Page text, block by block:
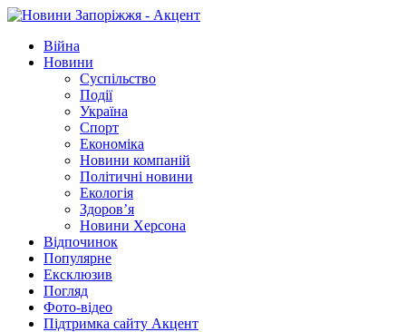
Війна
Новини
Суспільство
Події
Україна
Спорт
Економіка
Новини компаній
Політичні новини
Екологія
Здоров’я
Новини Херсона
Відпочинок
Популярне
Ексклюзив
Погляд
Фото-відео
Підтримка сайту Акцент